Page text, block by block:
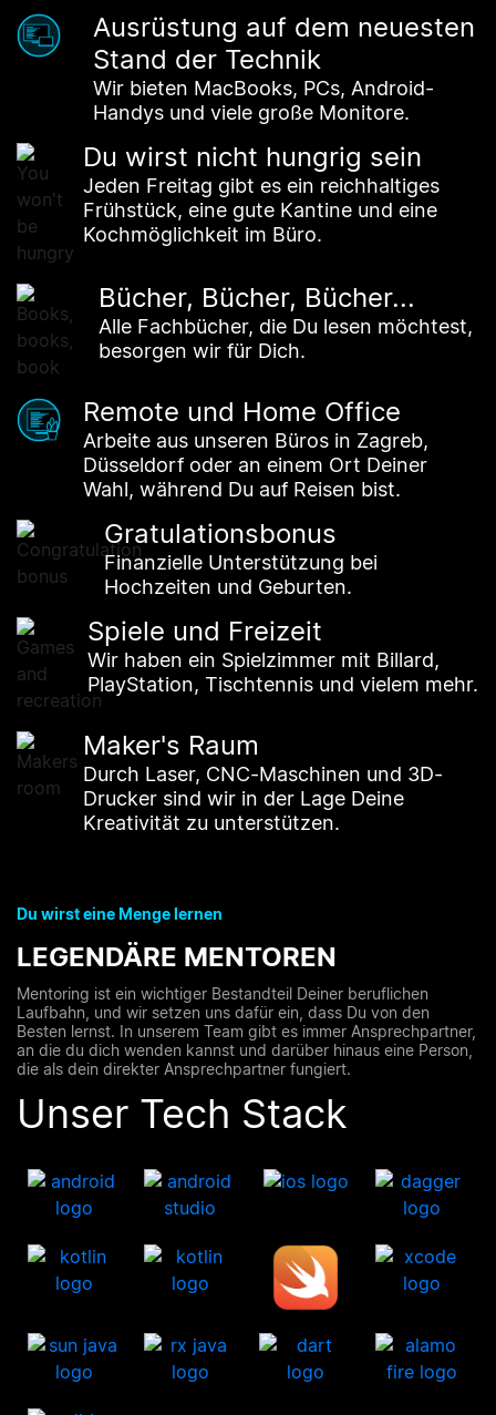
Ausrüstung auf dem neuesten
Stand der Technik
Wir bieten MacBooks, PCs, Android-
Handys und viele große Monitore.
Du wirst nicht hungrig sein
Jeden Freitag gibt es ein reichhaltiges
Frühstück, eine gute Kantine und eine
Kochmöglichkeit im Büro.
Bücher, Bücher, Bücher...
Alle Fachbücher, die Du lesen möchtest,
besorgen wir für Dich.
Remote und Home Office
Arbeite aus unseren Büros in Zagreb,
Düsseldorf oder an einem Ort Deiner
Wahl, während Du auf Reisen bist.
Gratulationsbonus
Finanzielle Unterstützung bei
Hochzeiten und Geburten.
Spiele und Freizeit
Wir haben ein Spielzimmer mit Billard,
PlayStation, Tischtennis und vielem mehr.
Maker's Raum
Durch Laser, CNC-Maschinen und 3D-
Drucker sind wir in der Lage Deine
Kreativität zu unterstützen.
Du wirst eine Menge lernen
LEGENDÄRE MENTOREN
Mentoring ist ein wichtiger Bestandteil Deiner beruflichen
Laufbahn, und wir setzen uns dafür ein, dass Du von den
Besten lernst. In unserem Team gibt es immer Ansprechpartner,
an die du dich wenden kannst und darüber hinaus eine Person,
die als dein direkter Ansprechpartner fungiert.
Unser Tech Stack